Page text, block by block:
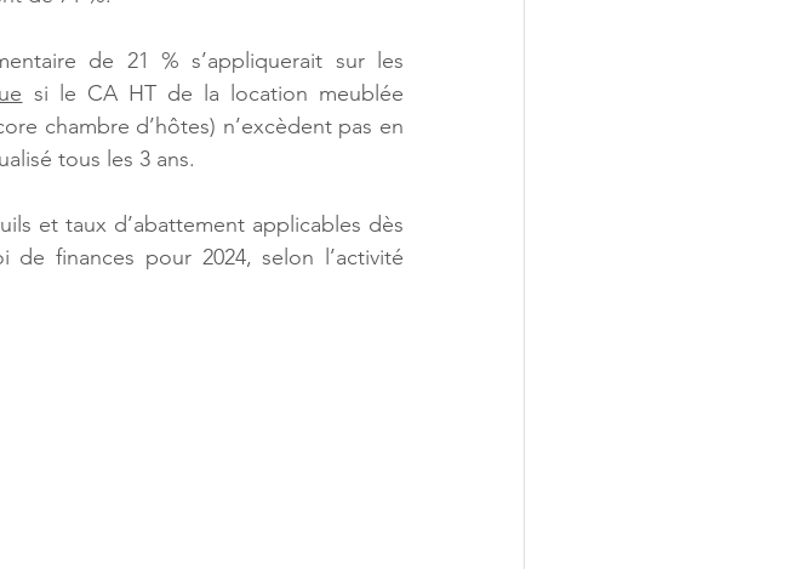
de 21 % s’appliquerait sur les
si le CA HT de la location meublée
chambre d’hôtes) n’excèdent pas en
tous les 3 ans.
et taux d’abattement applicables dès
finances pour 2024, selon l’activité